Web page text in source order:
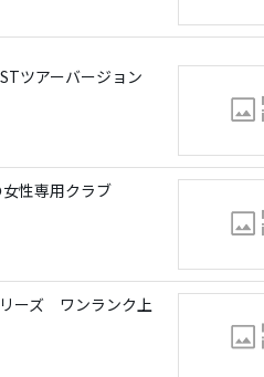
ツアーバージョン
性専用クラブ
ーズ ワンランク上